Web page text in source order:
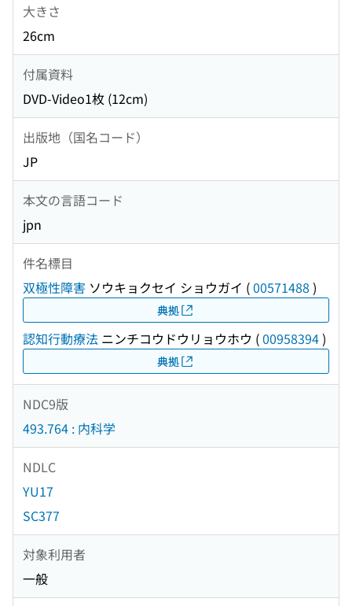
大きさ
26cm
付属資料
DVD-Video1枚 (12cm)
出版地（国名コード）
JP
本文の言語コード
jpn
件名標目
双極性障害 ソウキョクセイ ショウガイ (00571488 )
典拠
認知行動療法 ニンチコウドウリョウホウ (00958394)
典拠
NDC9版
493.764 : 内科学
NDLC
YU17
SC377
対象利用者
一般